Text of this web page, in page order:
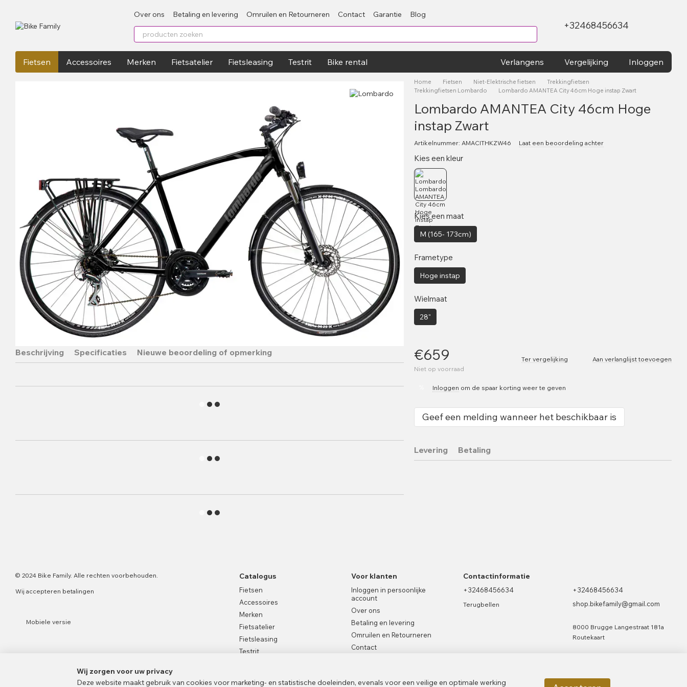
Over ons Betaling en levering Omruilen en Retourneren Contact Garantie Blog
+32468456634
Fietsen Accessoires Merken Fietsatelier Fietsleasing Testrit Bike rental Verlangens Vergelijking Inloggen
Beschrijving Specificaties Nieuwe beoordeling of opmerking
Home Fietsen Niet-Elektrische fietsen
Trekkingfietsen
Trekkingfietsen Lombardo
Lombardo AMANTEA City 46cm Hoge instap Zwart
Lombardo AMANTEA City 46cm Hoge
instap Zwart
Artikelnummer: AMACITHKZW46 Laat een beoordeling achter
Kies een kleur
Kies een maat
M (165- 173cm)
Frametype
Hoge instap
Wielmaat
28"
€659
Niet op voorraad
Ter vergelijking Aan verlanglijst toevoegen
Inloggen om de spaar korting weer te geven
Geef een melding wanneer het beschikbaar is
Levering Betaling
© 2024 Bike Family. Alle rechten voorbehouden.
Wij accepteren betalingen
Mobiele versie
Catalogus
Fietsen
Accessoires
Merken
Fietsatelier
Fietsleasing
Testrit
Voor klanten
Inloggen in persoonlijke
account
Over ons
Betaling en levering
Omruilen en Retourneren
Contact
Sitemap
Contactinformatie
+32468456634
Terugbellen
+32468456634
shop.bikefamily@gmail.com
8000 Brugge Langestraat 181a
Routekaart
Wij zorgen voor uw privacy
Deze website maakt gebruik van cookies voor marketing- en statistische doeleinden, evenals voor een veilige en optimale werking